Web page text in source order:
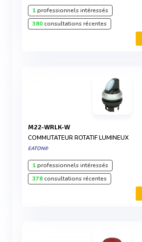
1professionnels intéressés
380consultations récentes
M22-WRLK-W
COMMUTATEUR ROTATIF LUMINEUX
EATON®
1professionnels intéressés
378consultations récentes